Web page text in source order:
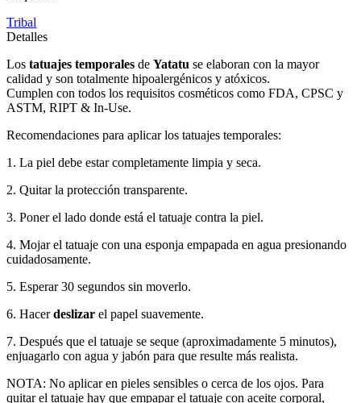
Tribal
Detalles
Los tatuajes temporales de Yatatu se elaboran con la mayor
calidad y son totalmente hipoalergénicos y atóxicos.
Cumplen con todos los requisitos cosméticos como FDA, CPSC y
ASTM, RIPT & In-Use.
Recomendaciones para aplicar los tatuajes temporales:
1. La piel debe estar completamente limpia y seca.
2. Quitar la protección transparente.
3. Poner el lado donde está el tatuaje contra la piel.
4. Mojar el tatuaje con una esponja empapada en agua presionando
cuidadosamente.
5. Esperar 30 segundos sin moverlo.
6. Hacerdeslizar el papel suavemente.
7. Después que el tatuaje se seque (aproximadamente 5 minutos),
enjuagarlo con agua y jabón para que resulte más realista.
NOTA: No aplicar en pieles sensibles o cerca de los ojos. Para
quitar el tatuaje hay que empapar el tatuaje con aceite corporal,